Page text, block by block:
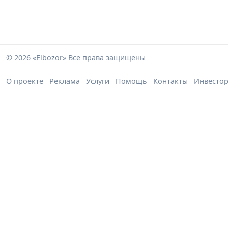
© 2026 «Elbozor» Все права защищены
О проекте Реклама Услуги Помощь Контакты